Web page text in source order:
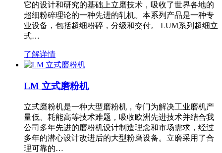
它的设计和研究的基础上立磨技术，吸收了世界各地的
超细粉碎理论的一种先进的轧机。本系列产品是一种专
业设备，包括超细粉碎，分级和交付。 LUM系列超细立
式…
了解详情
LM 立式磨粉机
立式磨粉机是一种大型磨粉机，专门为解决工业磨机产
量低、耗能高等技术难题，吸收欧洲先进技术并结合我
公司多年先进的磨粉机设计制造理念和市场需求，经过
多年的潜心设计改进后的大型粉磨设备。立磨采用了合
理可靠的…